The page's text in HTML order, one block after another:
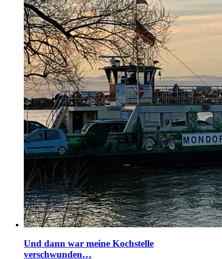
Und dann war meine Kochstelle
verschwunden…